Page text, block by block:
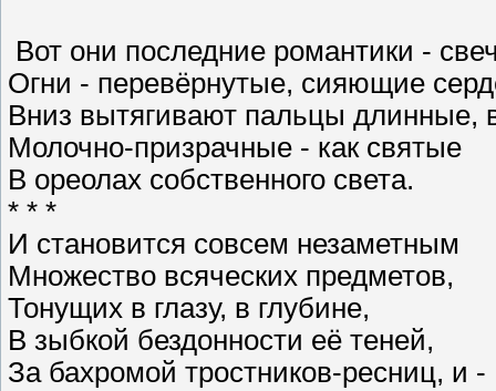
Вот они последние романтики -
Огни - перевёрнутые, сияющие
Вниз вытягивают пальцы длинные,
Молочно-призрачные - как святые
В ореолах собственного света.
* * *
И становится совсем незаметным
Множество всяческих предметов,
Тонущих в глазу, в глубине,
В зыбкой бездонности её теней,
За бахромой тростников-ресниц, и -